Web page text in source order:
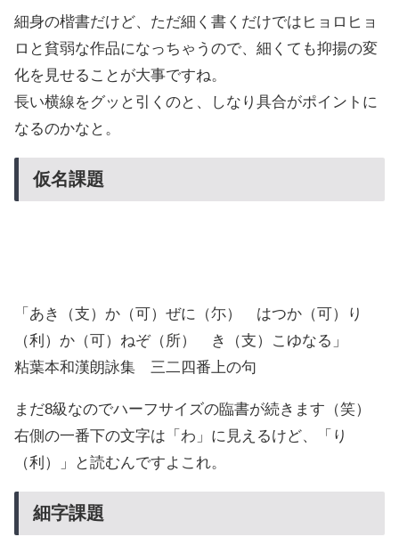
細身の楷書だけど、ただ細く書くだけではヒョロヒョ
ロと貧弱な作品になっちゃうので、細くても抑揚の変
化を見せることが大事ですね。
長い横線をグッと引くのと、しなり具合がポイントに
なるのかなと。
仮名課題
「あき（支）か（可）ぜに（尓） はつか（可）り
（利）か（可）ねぞ（所） き（支）こゆなる」
粘葉本和漢朗詠集 三二四番上の句
まだ8級なのでハーフサイズの臨書が続きます（笑）
右側の一番下の文字は「わ」に見えるけど、「り
（利）」と読むんですよこれ。
細字課題